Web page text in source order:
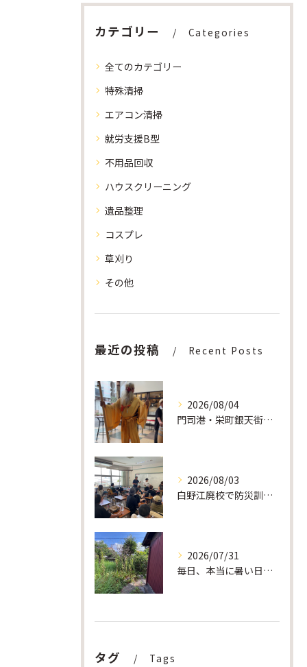
カテゴリー Categories
全てのカテゴリー
特殊清掃
エアコン清掃
就労支援B型
不用品回収
ハウスクリーニング
遺品整理
コスプレ
草刈り
その他
最近の投稿 Recent Posts
2026/08/04
門司港・栄町銀天街「夜市」にボランティア参加しました。地域の笑顔をつなぐ大切な時間
2026/08/03
白野江廃校で防災訓練を実施しました。「避難したい」の一言から始まった地域の防災活動
2026/07/31
毎日、本当に暑い日が続いています。 私たちは毎日、遺品整理や片付けだけでなく、庭掃除、草刈り、草抜き、庭木の伐採・剪定などのご依頼で外作業をしています。
タグ Tags